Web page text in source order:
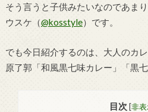
そう言うと子供みたいなのであま
ウスケ（@kosstyle）です。
でも今日紹介するのは、大人のカレ
原了郭「和風黒七味カレー」「黒
目次 [非